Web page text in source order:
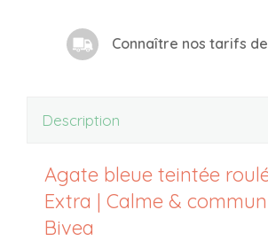
Connaître nos tarifs
Description
Agate bleue teintée
Extra | Calme &
Bivea